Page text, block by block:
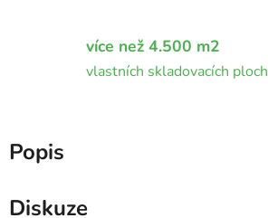
více než 4.500 m2
vlastních skladovacích ploch
Popis
Diskuze